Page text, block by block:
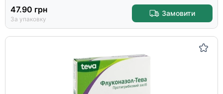
47.90 грн
За упаковку
Замовити